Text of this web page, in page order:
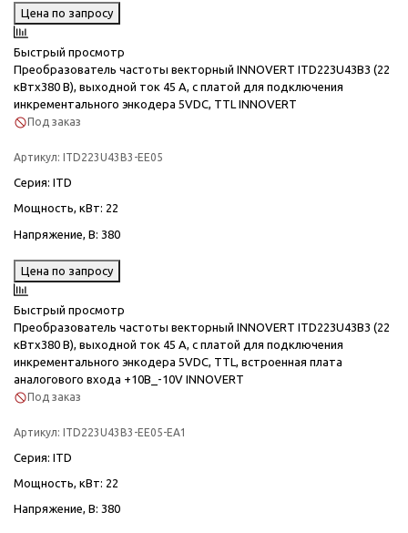
Цена по запросу
Быстрый просмотр
Преобразователь частоты векторный INNOVERT ITD223U43B3 (22
кВтx380 В), выходной ток 45 А, с платой для подключения
инкрементального энкодера 5VDC, TTL INNOVERT
Под заказ
Артикул: ITD223U43B3-EE05
Серия: ITD
Мощность, кВт: 22
Напряжение, В: 380
Цена по запросу
Быстрый просмотр
Преобразователь частоты векторный INNOVERT ITD223U43B3 (22
кВтx380 В), выходной ток 45 А, с платой для подключения
инкрементального энкодера 5VDC, TTL, встроенная плата
аналогового входа +10В_-10V INNOVERT
Под заказ
Артикул: ITD223U43B3-EE05-EA1
Серия: ITD
Мощность, кВт: 22
Напряжение, В: 380